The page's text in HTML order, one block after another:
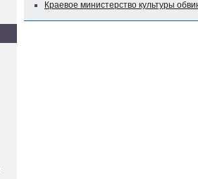
Краевое министерство культуры